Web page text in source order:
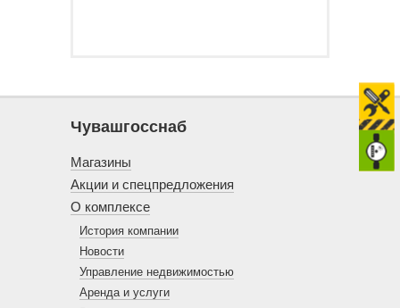
Чувашгосснаб
Магазины
Акции и спецпредложения
О комплексе
История компании
Новости
Управление недвижимостью
Аренда и услуги